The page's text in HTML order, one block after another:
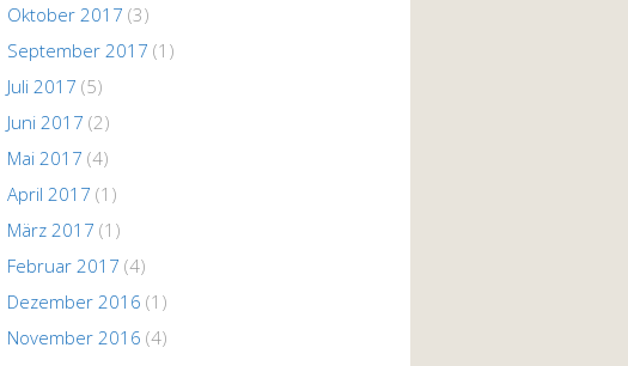
Oktober 2017 (3)
September 2017 (1)
Juli 2017 (5)
Juni 2017 (2)
Mai 2017 (4)
April 2017 (1)
März 2017 (1)
Februar 2017 (4)
Dezember 2016 (1)
November 2016 (4)